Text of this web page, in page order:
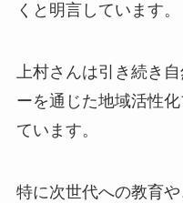
くと明言しています。
上村さんは引き続き
ーを通じた地域活性
ています。
特に次世代への教育